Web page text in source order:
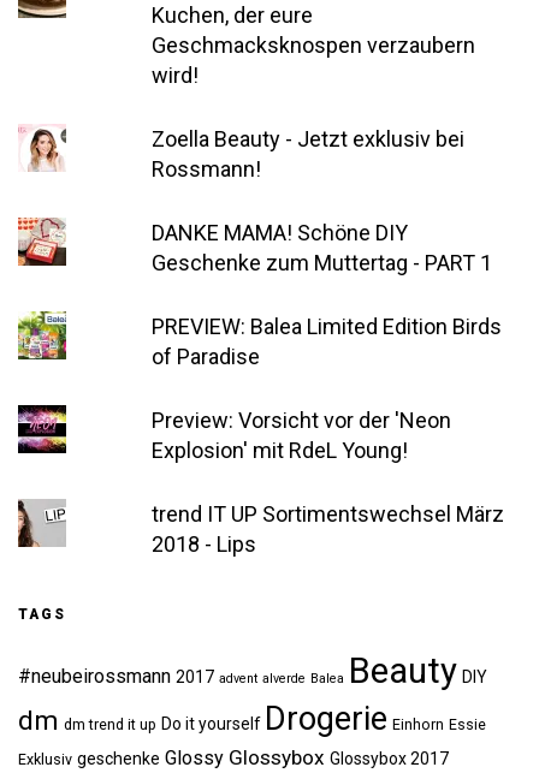
Kuchen, der eure
Geschmacksknospen verzaubern
wird!
Zoella Beauty - Jetzt exklusiv bei
Rossmann!
DANKE MAMA! Schöne DIY
Geschenke zum Muttertag - PART 1
PREVIEW: Balea Limited Edition Birds
of Paradise
Preview: Vorsicht vor der 'Neon
Explosion' mit RdeL Young!
trend IT UP Sortimentswechsel März
2018 - Lips
TAGS
#neubeirossmann 2017 advent alverde Balea Beauty DIY
dm dm trend it up Do it yourself Drogerie Einhorn Essie
Exklusiv geschenke Glossy Glossybox Glossybox 2017